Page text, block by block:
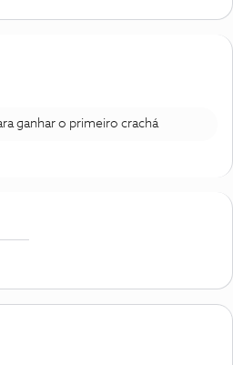
ganhar o primeiro crachá